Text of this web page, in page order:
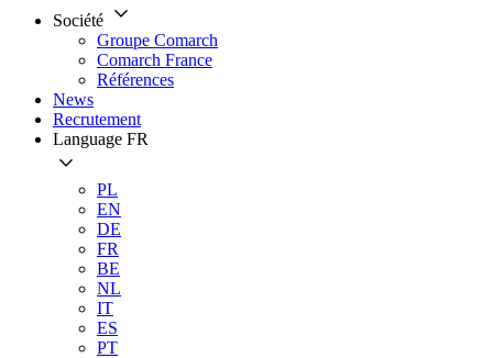
Société
Groupe Comarch
Comarch France
Références
News
Recrutement
Language FR
PL
EN
DE
FR
BE
NL
IT
ES
PT